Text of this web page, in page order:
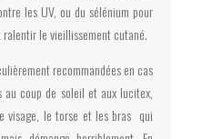
les UV, ou du sélénium pour
le vieillissement cutané.
recommandées en cas
coup de soleil et aux lucitex,
visage, le torse et les bras qui